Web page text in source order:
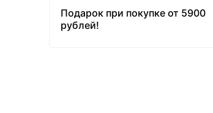
Подарок при покупке от 5900
рублей!